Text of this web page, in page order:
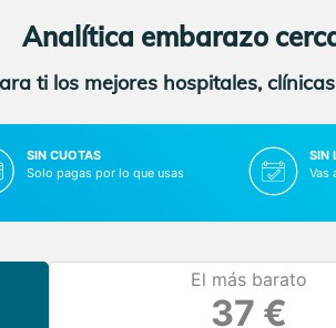
Analítica embarazo
ti los mejores hospitales,
SIN CUOTAS
Solo pagas por lo que usas
SIN
Vas
El más barato
37 €